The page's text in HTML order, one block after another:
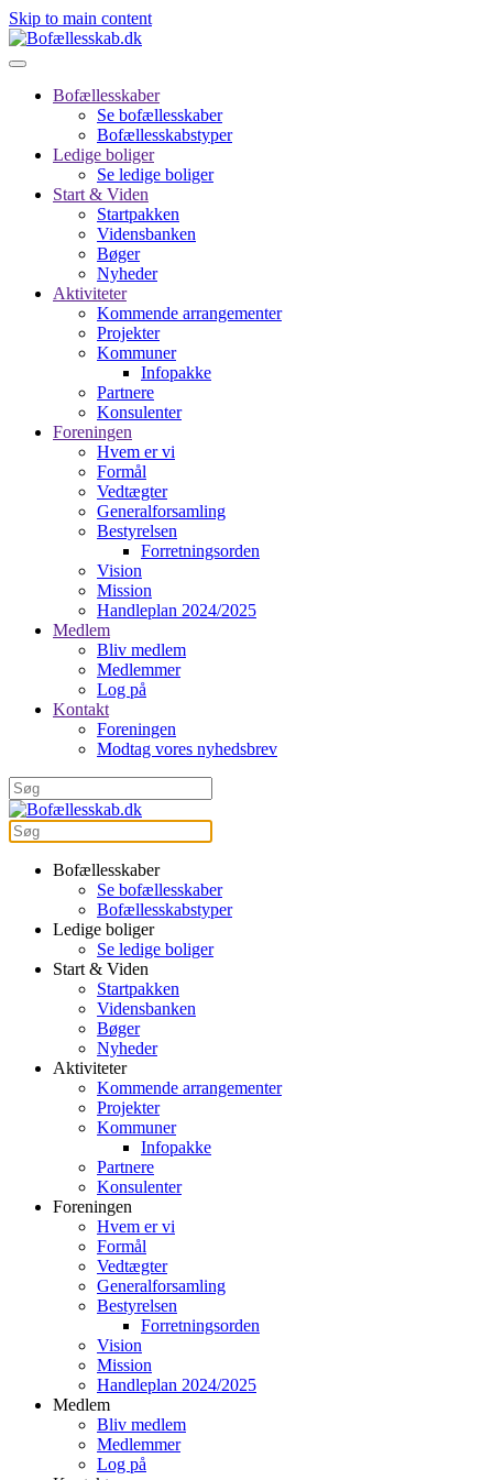
Skip to main content
Bofællesskaber
Se bofællesskaber
Bofællesskabstyper
Ledige boliger
Se ledige boliger
Start & Viden
Startpakken
Vidensbanken
Bøger
Nyheder
Aktiviteter
Kommende arrangementer
Projekter
Kommuner
Infopakke
Partnere
Konsulenter
Foreningen
Hvem er vi
Formål
Vedtægter
Generalforsamling
Bestyrelsen
Forretningsorden
Vision
Mission
Handleplan 2024/2025
Medlem
Bliv medlem
Medlemmer
Log på
Kontakt
Foreningen
Modtag vores nyhedsbrev
Bofællesskaber
Se bofællesskaber
Bofællesskabstyper
Ledige boliger
Se ledige boliger
Start & Viden
Startpakken
Vidensbanken
Bøger
Nyheder
Aktiviteter
Kommende arrangementer
Projekter
Kommuner
Infopakke
Partnere
Konsulenter
Foreningen
Hvem er vi
Formål
Vedtægter
Generalforsamling
Bestyrelsen
Forretningsorden
Vision
Mission
Handleplan 2024/2025
Medlem
Bliv medlem
Medlemmer
Log på